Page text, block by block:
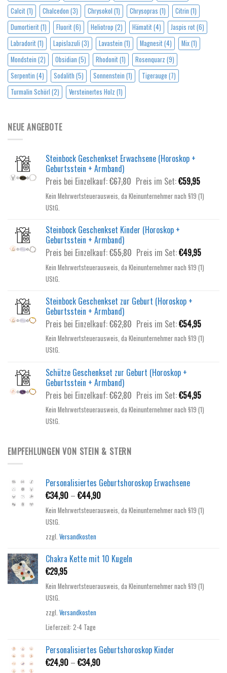
Calcit(1) Chalcedon (3) Chrysokol (1) Chrysopras (1) Citrin (1)
Dumortierit(1) Fluorit(6) Heliotrop (2) Hämatit(4) Jaspis rot(6)
Labradorit(1) Lapislazuli (3) Lavastein (1) Magnesit(4) Mix(1)
Mondstein (2) Obsidian (5) Rhodonit(1) Rosenquarz (9)
Serpentin (4) Sodalith (5) Sonnenstein (1) Tigerauge (7)
Turmalin Schörl (2) Versteinertes Holz (1)
NEUE ANGEBOTE
Steinbock Geschenkset Erwachsene (Horoskop +
Geburtsstein + Armband)
Preis bei Einzelkauf:€67,80 Ursprünglicher
Preis
war:
Preis im Set:€59,95
Preis
ist:
Kein Mehrwertsteuerausweis, da Kleinunternehmer nach §19 (1)
UStG.
Steinbock Geschenkset Kinder (Horoskop +
Geburtsstein + Armband)
Preis bei Einzelkauf:€55,80 Ursprünglicher
Preis
war:
Preis im Set:€49,95
Preis
ist:
Kein Mehrwertsteuerausweis, da Kleinunternehmer nach §19 (1)
UStG.
Steinbock Geschenkset zur Geburt (Horoskop +
Geburtsstein + Armband)
Preis bei Einzelkauf:€62,80 Ursprünglicher
Preis
war:
Preis im Set:€54,95
Preis
ist:
Kein Mehrwertsteuerausweis, da Kleinunternehmer nach §19 (1)
UStG.
Schütze Geschenkset zur Geburt (Horoskop +
Geburtsstein + Armband)
Preis bei Einzelkauf:€62,80 Ursprünglicher
Preis
war:
Preis im Set:€54,95
Preis
ist:
Kein Mehrwertsteuerausweis, da Kleinunternehmer nach §19 (1)
UStG.
EMPFEHLUNGEN VON STEIN & STERN
Personalisiertes Geburtshoroskop Erwachsene
€34,90 – €44,90
Kein Mehrwertsteuerausweis, da Kleinunternehmer nach §19 (1)
UStG.
zzgl. Versandkosten
Chakra Kette mit 10 Kugeln
€29,95
Kein Mehrwertsteuerausweis, da Kleinunternehmer nach §19 (1)
UStG.
zzgl. Versandkosten
Lieferzeit: 2-4 Tage
Personalisiertes Geburtshoroskop Kinder
€24,90 – €34,90